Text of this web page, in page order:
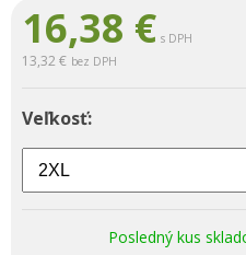
16,38 € s DPH
13,32 € bez DPH
Veľkosť:
Posledný kus